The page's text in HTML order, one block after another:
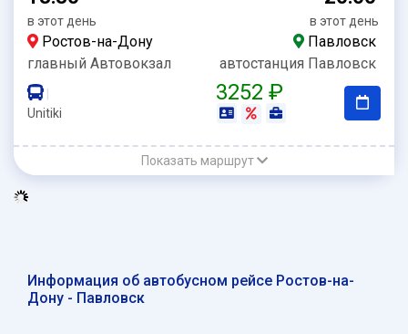
в этот день в этот день
Ростов-на-Дону
Павловск
главный Автовокзал
автостанция Павловск
Unitiki
3252 ₽
Показать маршрут
Информация об автобусном рейсе Ростов-на-
Дону - Павловск